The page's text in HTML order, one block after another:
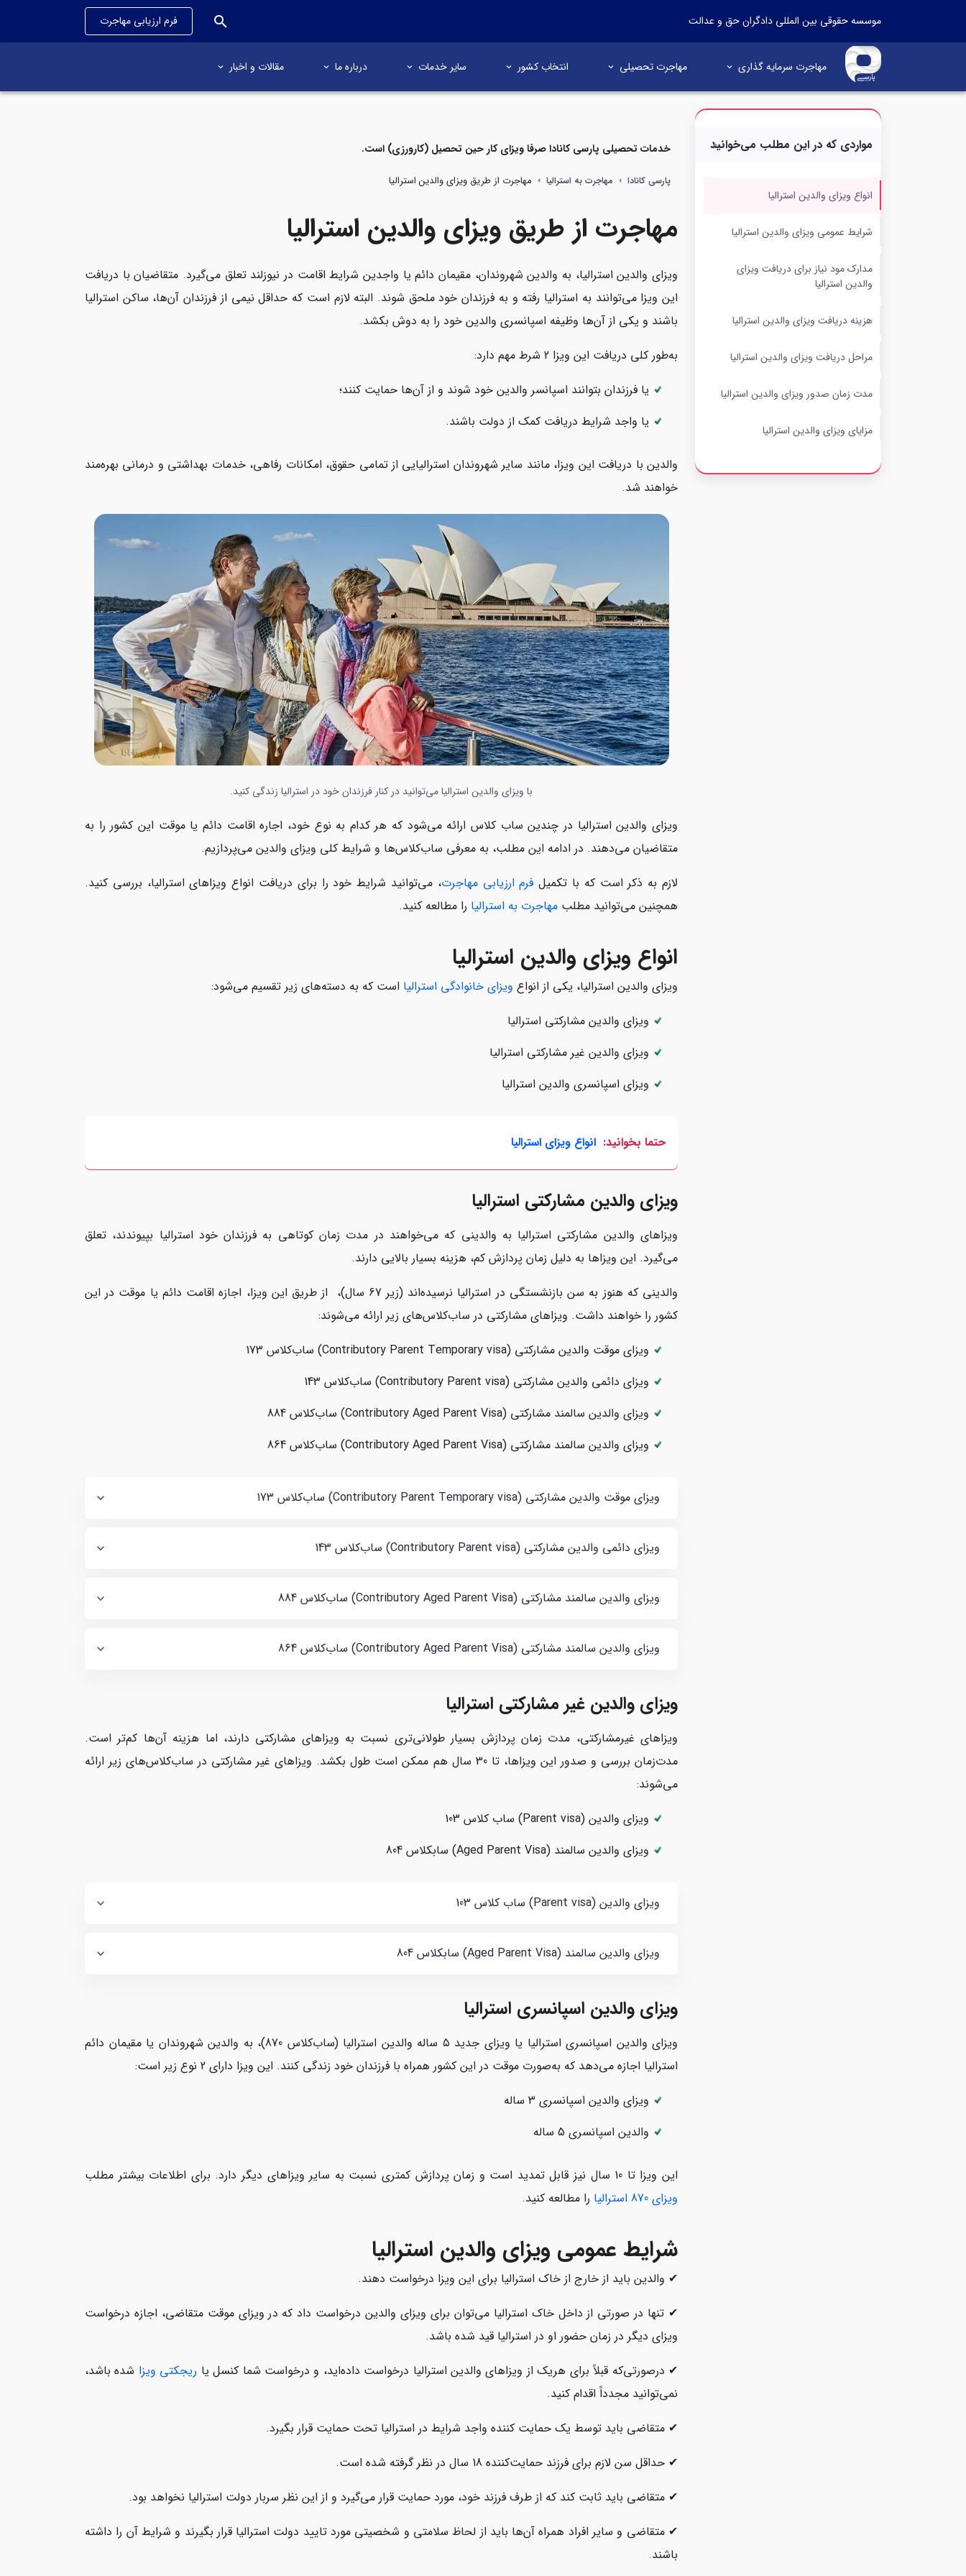
موسسه حقوقی بین المللی دادگران حق و عدالت فرم ارزیابی مهاجرت search
مهاجرت سرمایه گذاری مهاجرت تحصیلی انتخاب کشور سایر خدمات درباره ما مقالات و اخبار
مواردی که در این مطلب می‌خوانید
انواع ویزای والدین استرالیا
شرایط عمومی ویزای والدین استرالیا
مدارک مود نیاز برای دریافت ویزای
والدین استرالیا
هزینه دریافت ویزای والدین استرالیا
مراحل دریافت ویزای والدین استرالیا
مدت زمان صدور ویزای والدین استرالیا
مزایای ویزای والدین استرالیا
خدمات تحصیلی پارسی کانادا صرفا ویزای کار حین تحصیل (کارورزی) است.
پارسی کانادا مهاجرت به استرالیا مهاجرت از طریق ویزای والدین استرالیا
مهاجرت از طریق ویزای والدین استرالیا
ویزای والدین استرالیا، به والدین شهروندان، مقیمان دائم یا واجدین شرایط اقامت در نیوزلند تعلق می‌گیرد. متقاضیان با دریافت
این ویزا می‌توانند به استرالیا رفته و به فرزندان خود ملحق شوند. البته لازم است که حداقل نیمی از فرزندان آن‌ها، ساکن استرالیا
باشند و یکی از آن‌ها وظیفه اسپانسری والدین خود را به دوش بکشد.
به‌طور کلی دریافت این ویزا 2 شرط مهم دارد:
یا فرزندان بتوانند اسپانسر والدین خود شوند و از آن‌ها حمایت کنند؛
یا واجد شرایط دریافت کمک از دولت باشند.
والدین با دریافت این ویزا، مانند سایر شهروندان استرالیایی از تمامی حقوق، امکانات رفاهی، خدمات بهداشتی و درمانی بهره‌مند
خواهند شد.
با ویزای والدین استرالیا می‌توانید در کنار فرزندان خود در استرالیا زندگی کنید.
ویزای والدین استرالیا در چندین ساب کلاس ارائه می‌شود که هر کدام به نوع خود، اجاره اقامت دائم یا موقت این کشور را به
متقاضیان می‌دهند. در ادامه این مطلب، به معرفی ساب‌کلاس‌ها و شرایط کلی ویزای والدین می‌پردازیم.
لازم به ذکر است که با تکمیل فرم ارزیابی مهاجرت، می‌توانید شرایط خود را برای دریافت انواع ویزاهای استرالیا، بررسی کنید.
همچنین می‌توانید مطلب مهاجرت به استرالیا را مطالعه کنید.
انواع ویزای والدین استرالیا
ویزای والدین استرالیا، یکی از انواع ویزای خانوادگی استرالیا است که به دسته‌های زیر تقسیم می‌شود:
ویزای والدین مشارکتی استرالیا
ویزای والدین غیر مشارکتی استرالیا
ویزای اسپانسری والدین استرالیا
حتما بخوانید: انواع ویزای استرالیا
ویزای والدین مشارکتی استرالیا
ویزاهای والدین مشارکتی استرالیا به والدینی که می‌خواهند در مدت زمان کوتاهی به فرزندان خود استرالیا بپیوندند، تعلق
می‌گیرد. این ویزاها به دلیل زمان پردازش کم، هزینه بسیار بالایی دارند.
والدینی که هنوز به سن بازنشستگی در استرالیا نرسیده‌اند (زیر 67 سال)، از طریق این ویزا، اجازه اقامت دائم یا موقت در این
کشور را خواهند داشت. ویزاهای مشارکتی در ساب‌کلاس‌های زیر ارائه می‌شوند:
ویزای موقت والدین مشارکتی (Contributory Parent Temporary visa) ساب‌کلاس 173
ویزای دائمی والدین مشارکتی (Contributory Parent visa) ساب‌کلاس 143
ویزای والدین سالمند مشارکتی (Contributory Aged Parent Visa) ساب‌کلاس 884
ویزای والدین سالمند مشارکتی (Contributory Aged Parent Visa) ساب‌کلاس 864
ویزای موقت والدین مشارکتی (Contributory Parent Temporary visa) ساب‌کلاس 173
ویزای دائمی والدین مشارکتی (Contributory Parent visa) ساب‌کلاس 143
ویزای والدین سالمند مشارکتی (Contributory Aged Parent Visa) ساب‌کلاس 884
ویزای والدین سالمند مشارکتی (Contributory Aged Parent Visa) ساب‌کلاس 864
ویزای والدین غیر مشارکتی استرالیا
ویزاهای غیرمشارکتی، مدت زمان پردازش بسیار طولانی‌تری نسبت به ویزاهای مشارکتی دارند، اما هزینه آن‌ها کم‌تر است.
مدت‌زمان بررسی و صدور این ویزاها، تا 30 سال هم ممکن است طول بکشد. ویزاهای غیر مشارکتی در ساب‌کلاس‌های زیر ارائه
می‌شوند:
ویزای والدین (Parent visa) ساب کلاس 103
ویزای والدین سالمند (Aged Parent Visa) سابکلاس 804
ویزای والدین (Parent visa) ساب کلاس 103
ویزای والدین سالمند (Aged Parent Visa) سابکلاس 804
ویزای والدین اسپانسری استرالیا
ویزای والدین اسپانسری استرالیا یا ویزای جدید ۵ ساله والدین استرالیا (ساب‌کلاس 870)، به والدین شهروندان یا مقیمان دائم
استرالیا اجازه می‌دهد که به‌صورت موقت در این کشور همراه با فرزندان خود زندگی کنند. این ویزا دارای 2 نوع زیر است:
ویزای والدین اسپانسری 3 ساله
والدین اسپانسری 5 ساله
این ویزا تا 10 سال نیز قابل تمدید است و زمان پردازش کمتری نسبت به سایر ویزاهای دیگر دارد. برای اطلاعات بیشتر مطلب
ویزای 870 استرالیا
را مطالعه کنید.
شرایط عمومی ویزای والدین استرالیا
✔ والدین باید از خارج از خاک استرالیا برای این ویزا درخواست دهند.
✔ تنها در صورتی از داخل خاک استرالیا می‌توان برای ویزای والدین درخواست داد که در ویزای موقت متقاضی، اجازه درخواست
ویزای دیگر در زمان حضور او در استرالیا قید شده باشد.
✔ در‌صورتی‌که قبلاً برای هریک از ویزاهای والدین استرالیا درخواست داده‌اید، و درخواست شما کنسل یا ریجکتی ویزا شده باشد،
نمی‌توانید مجدداً اقدام کنید.
✔ متقاضی باید توسط یک حمایت کننده واجد شرایط در استرالیا تحت حمایت قرار بگیرد.
✔ حداقل سن لازم برای فرزند حمایت‌کننده 18 سال در نظر گرفته شده است.
✔ متقاضی باید ثابت کند که از طرف فرزند خود، مورد حمایت قرار می‌گیرد و از این نظر سربار دولت استرالیا نخواهد بود.
✔ متقاضی و سایر افراد همراه آن‌ها باید از لحاظ سلامتی و شخصیتی مورد تایید دولت استرالیا قرار بگیرند و شرایط آن را داشته
باشند.